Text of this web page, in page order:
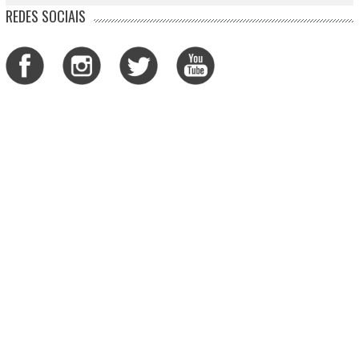
REDES SOCIAIS